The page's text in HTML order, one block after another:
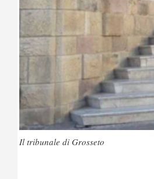
Il tribunale di Grosseto